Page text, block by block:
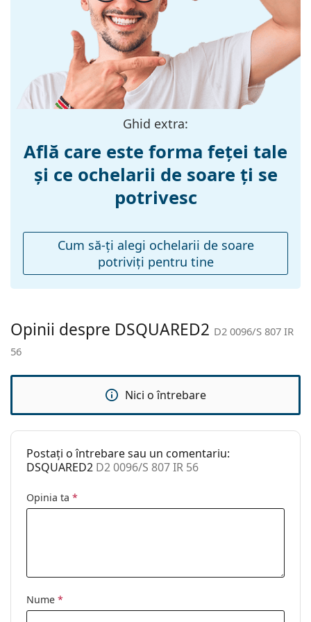
Plastic
M
Lățimea ramei:
135 mm
140 mm
nazale:
Greutate:
155 g
Nu
Balama flexibilă:
Nu
curățat:
Altele
Ochelari de soare
Brand:
Dsquared2
Cod:
D2 0096/S 807 IR 56
Ghid extra:
Află care este forma feței tale
și ce ochelarii de soare ți se
potrivesc
Cum să-ţi alegi ochelarii de soare
potriviţi pentru tine
Opinii despre DSQUARED2 D2 0096/S 807 IR
56
Nici o întrebare
Postați o întrebare sau un comentariu:
DSQUARED2 D2 0096/S 807 IR 56
Opinia ta *
Nume *